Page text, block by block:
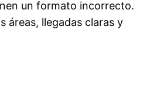
un formato incorrecto.
áreas, llegadas claras y